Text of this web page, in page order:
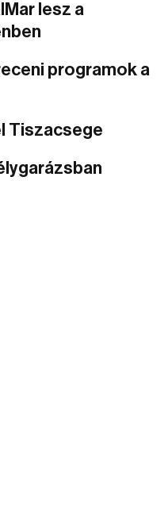
lesz a
programok a
Tiszacsege